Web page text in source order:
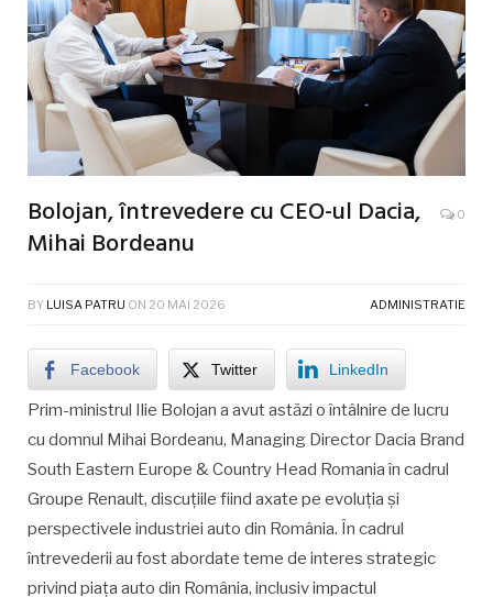
Bolojan, întrevedere cu CEO-ul Dacia,
Mihai Bordeanu
0
BY LUISA PATRU ON 20 MAI 2026 ADMINISTRATIE
Facebook Twitter LinkedIn
Prim-ministrul Ilie Bolojan a avut astăzi o întâlnire de lucru
cu domnul Mihai Bordeanu, Managing Director Dacia Brand
South Eastern Europe & Country Head Romania în cadrul
Groupe Renault, discuțiile fiind axate pe evoluția și
perspectivele industriei auto din România. În cadrul
întrevederii au fost abordate teme de interes strategic
privind piața auto din România, inclusiv impactul